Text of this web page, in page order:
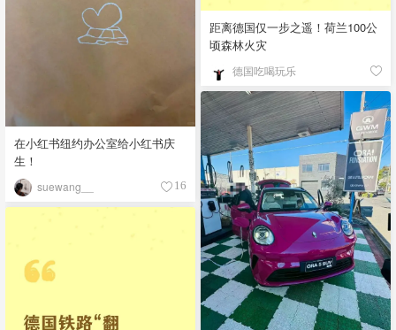
距离德国仅一步之遥！荷兰100公
顷森林火灾
德国吃喝玩乐
在小红书纽约办公室给小红书庆
生！
suewang__ 16